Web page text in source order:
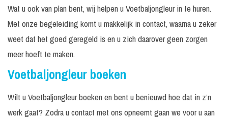
Wat u ook van plan bent, wij helpen u Voetbaljongleur in te huren.
Met onze begeleiding komt u makkelijk in contact, waarna u zeker
weet dat het goed geregeld is en u zich daarover geen zorgen
meer hoeft te maken.
Voetbaljongleur boeken
Wilt u Voetbaljongleur boeken en bent u benieuwd hoe dat in z’n
werk gaat? Zodra u contact met ons opneemt gaan we voor u aan